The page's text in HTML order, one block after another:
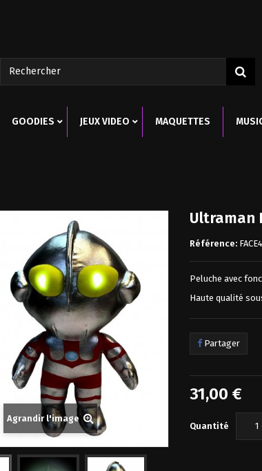
GOODIES JEUX VIDEO MAQUETTES
Promo!
GUNDAM Gunpla HG 1/144 Hguc Baund-Doc...
54,00 € 64,00 € 19,90 €
Agrandir l'image
Ultraman
Référence:
Peluche avec
Haute qualité
Partager
31,00 €
Quantité